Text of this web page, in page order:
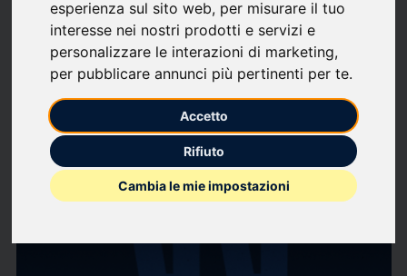
esperienza sul sito web, per misurare il tuo
interesse nei nostri prodotti e servizi e
personalizzare le interazioni di marketing,
per pubblicare annunci più pertinenti per te.
Accetto
Rifiuto
Cambia le mie impostazioni
Di cosa scriviamo
Farmaceutica Medicina - Varie Oncologia Salute
comunicati stampa